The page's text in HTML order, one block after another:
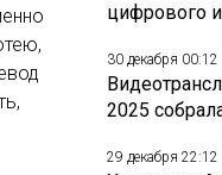
цифрового
30 декабря 00:12
2025
29 декабря 22:12